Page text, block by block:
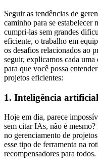
Seguir as tendências de
caminho para se estabelecer
cumpri-las sem grandes
eficiente, o trabalho em
os desafios relacionados ao
seguir, explicamos cada uma
para que você possa
projetos eficientes:
1. Inteligência
Hoje em dia, parece
sem citar IAs, não é
no gerenciamento de
esse tipo de ferramenta na
recompensadores para todos.